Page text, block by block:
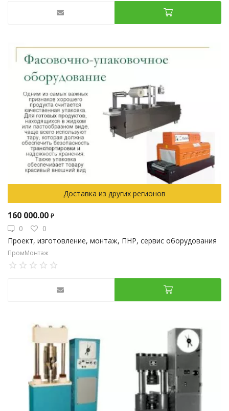
Доставка из других регионов
160 000.00 ₽
0
0
Проект, изготовление, монтаж, ПНР, сервис оборудования
ПромМонтаж